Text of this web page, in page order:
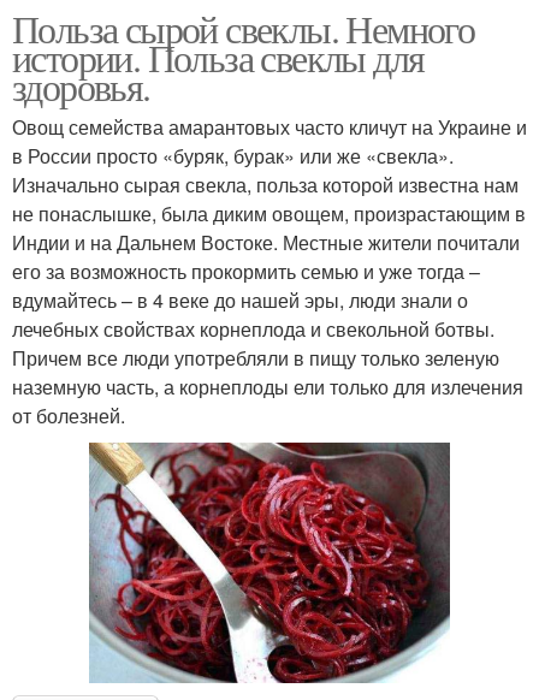
Польза сырой свеклы. Немного
истории. Польза свеклы для
здоровья.
Овощ семейства амарантовых часто кличут на Украине и
в России просто «буряк, бурак» или же «свекла».
Изначально сырая свекла, польза которой известна нам
не понаслышке, была диким овощем, произрастающим в
Индии и на Дальнем Востоке. Местные жители почитали
его за возможность прокормить семью и уже тогда –
вдумайтесь – в 4 веке до нашей эры, люди знали о
лечебных свойствах корнеплода и свекольной ботвы.
Причем все люди употребляли в пищу только зеленую
наземную часть, а корнеплоды ели только для излечения
от болезней.